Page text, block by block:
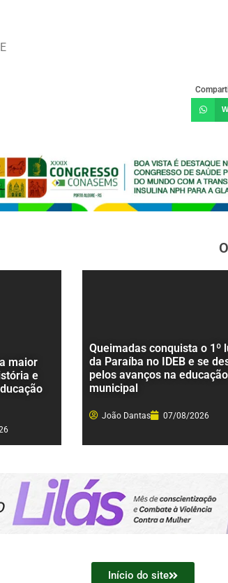
maior
e
Queimadas conquista o 1º
da Paraíba no IDEB e se
pelos avanços na educação
municipal
João Dantas 07/08/2026
Início do site